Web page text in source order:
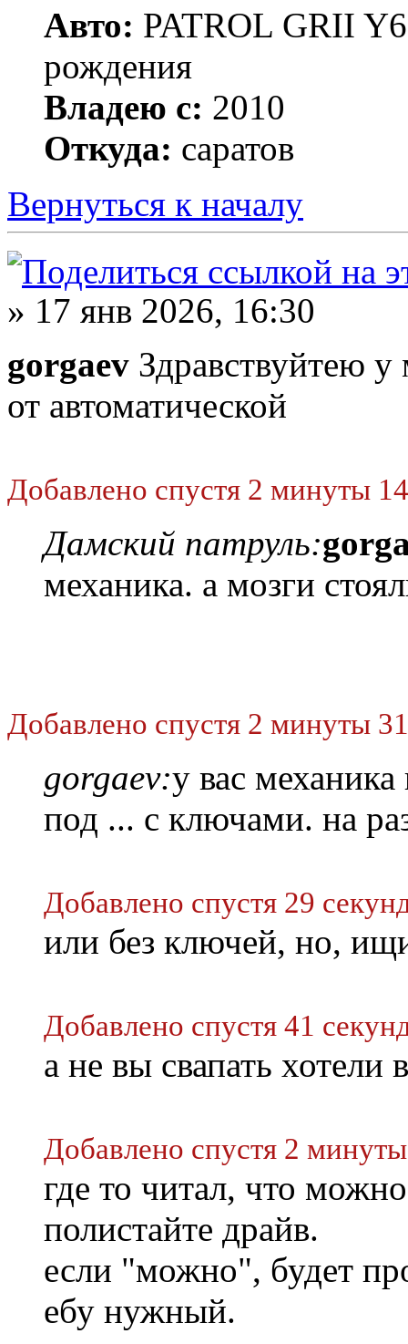
Авто: PATROL GRII
рождения
Владею с: 2010
Откуда: саратов
Вернуться к началу
» 17 янв 2026, 16:30
gorgaev Здравствуйтею у
от автоматической
Добавлено спустя 2 минуты
Дамский патруль:
механика. а мозги
Добавлено спустя 2 минуты
gorgaev:у вас
под ... с ключами. на
Добавлено спустя 29
или без ключей, но,
Добавлено спустя 41
а не вы свапать хотели
Добавлено спустя 2
где то читал, что
полистайте драйв.
если "можно", будет
ебу нужный.